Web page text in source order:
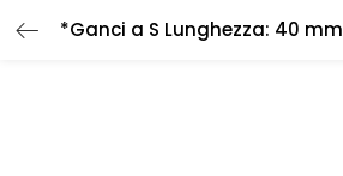
*Ganci a S Lunghezza: 40 mm
LOGIN